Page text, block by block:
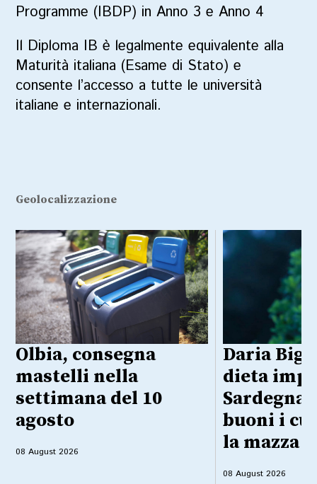
Programme (IBDP) in Anno 3 e Anno 4
Il Diploma IB è legalmente equivalente alla
Maturità italiana (Esame di Stato) e
consente l’accesso a tutte le università
italiane e internazionali.
Geolocalizzazione
Olbia, consegna
mastelli nella
settimana del 10
agosto
08 August 2026
Daria
dieta
Sardegna:
buoni i
la mazza
08 August 2026